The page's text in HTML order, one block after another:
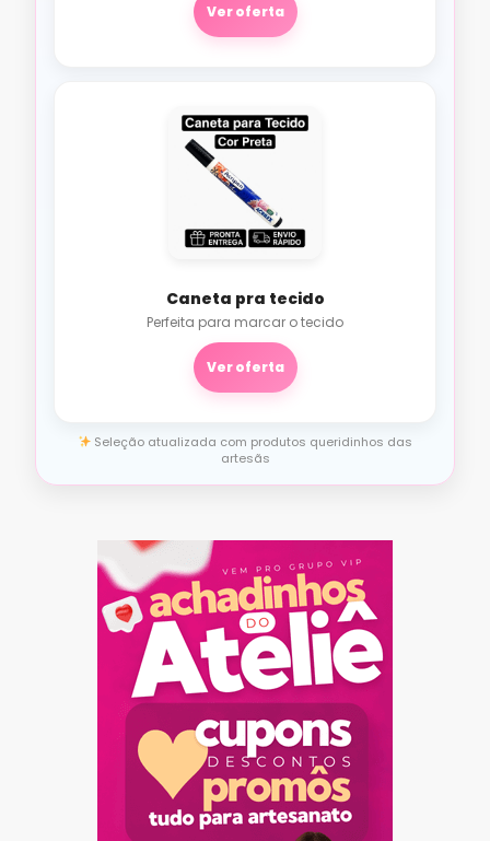
Ver oferta
Caneta pra tecido
Perfeita para marcar o tecido
Ver oferta
Seleção atualizada com produtos queridinhos das
artesãs